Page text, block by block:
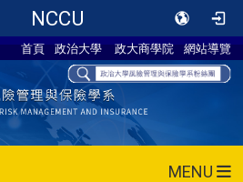
NCCU
首頁 政治大學 政大商學院 網站導覽
MENU